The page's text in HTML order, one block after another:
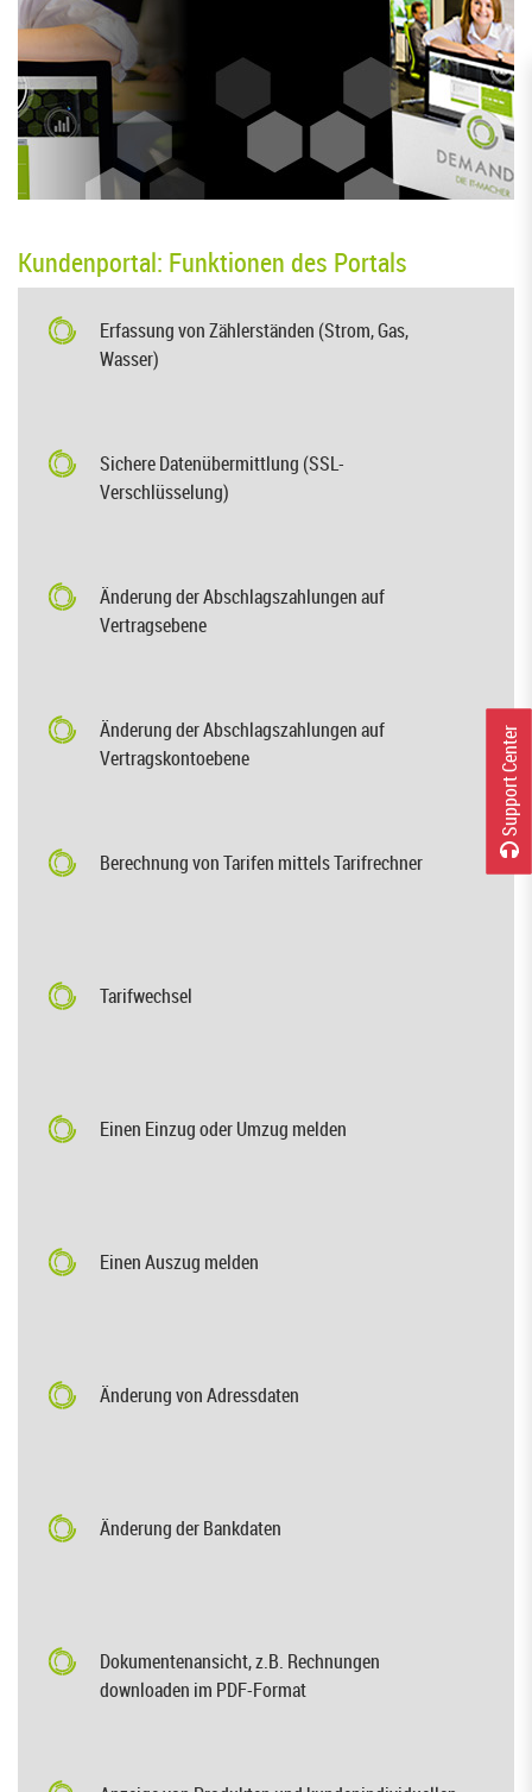
r
Kundenportal: Funktionen des Portals
Erfassung von Zählerständen (Strom, Gas,
Wasser)
Sichere Datenübermittlung (SSL-
Verschlüsselung)
Änderung der Abschlagszahlungen auf
Vertragsebene
Änderung der Abschlagszahlungen auf
Vertragskontoebene
Berechnung von Tarifen mittels Tarifrechner
Tarifwechsel
Einen Einzug oder Umzug melden
Einen Auszug melden
Änderung von Adressdaten
Änderung der Bankdaten
Dokumentenansicht, z.B. Rechnungen
downloaden im PDF-Format